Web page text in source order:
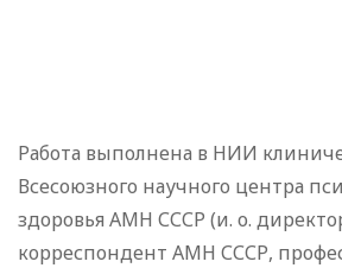
Работа выполнена в НИИ
Всесоюзного научного центра
здоровья АМН СССР (и. о.
корреспондент АМН СССР,